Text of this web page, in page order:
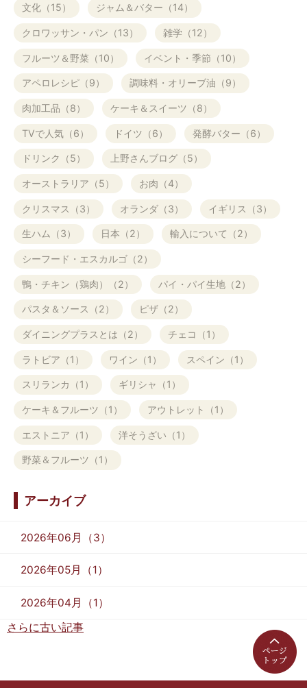
文化（15） ジャム＆バター（14）
クロワッサン・パン（13） 雑学（12）
フルーツ＆野菜（10） イベント・季節（10）
アペロレシピ（9） 調味料・オリーブ油（9）
肉加工品（8） ケーキ＆スイーツ（8）
TVで人気（6） ドイツ（6） 発酵バター（6）
ドリンク（5） 上野さんブログ（5）
オーストラリア（5） お肉（4）
クリスマス（3） オランダ（3） イギリス（3）
生ハム（3） 日本（2） 輸入について（2）
シーフード・エスカルゴ（2）
鴨・チキン（鶏肉）（2） パイ・パイ生地（2）
パスタ＆ソース（2） ピザ（2）
ダイニングプラスとは（2） チェコ（1）
ラトビア（1） ワイン（1） スペイン（1）
スリランカ（1） ギリシャ（1）
ケーキ＆フルーツ（1） アウトレット（1）
エストニア（1） 洋そうざい（1）
野菜＆フルーツ（1）
アーカイブ
2026年06月（3）
2026年05月（1）
2026年04月（1）
さらに古い記事